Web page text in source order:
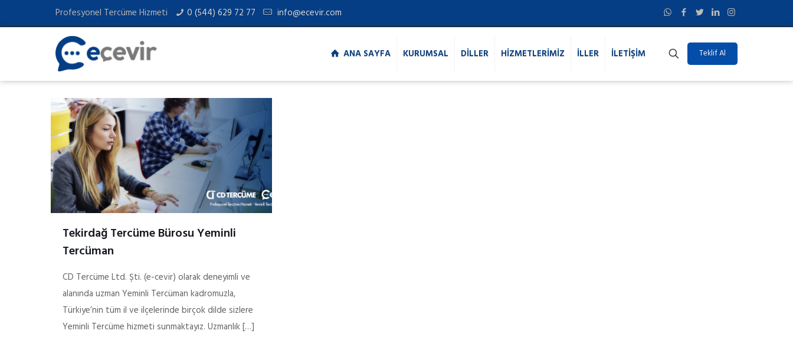
Profesyonel Tercüme Hizmeti 0 (544) 629 72 77 info@ecevir.com
ANA SAYFA KURUMSAL DİLLER HİZMETLERİMİZ İLLER İLETİŞİM Teklif Al
Tekirdağ Tercüme Bürosu Yeminli
Tercüman
CD Tercüme Ltd. Şti. (e-cevir) olarak deneyimli ve
alanında uzman Yeminli Tercüman kadromuzla,
Türkiye’nin tüm il ve ilçelerinde birçok dilde sizlere
Yeminli Tercüme hizmeti sunmaktayız. Uzmanlık[…]